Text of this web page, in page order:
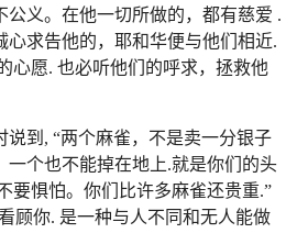
公义。在他一切所做的，都有慈爱 .
心求告他的，耶和华便与他们相近.
心愿. 也必听他们的呼求，拯救他
说到, “两个麻雀，不是卖一分银子
一个也不能掉在地上.就是你们的头
要惧怕。你们比许多麻雀还贵重.”
顾你. 是一种与人不同和无人能做